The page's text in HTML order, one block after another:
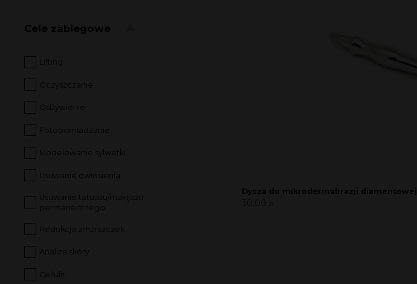
Cele zabiegowe
Lifting
Oczyszczanie
Odżywienie
Fotoodmładzanie
Modelowanie sylwetki
Usuwanie owłosienia
Usuwanie tatuażu/makijażu
permanentnego
Redukcja zmarszczek
Analiza skóry
Cellulit
Dysza do mikrodermabrazji diamentowej
30,00 zł